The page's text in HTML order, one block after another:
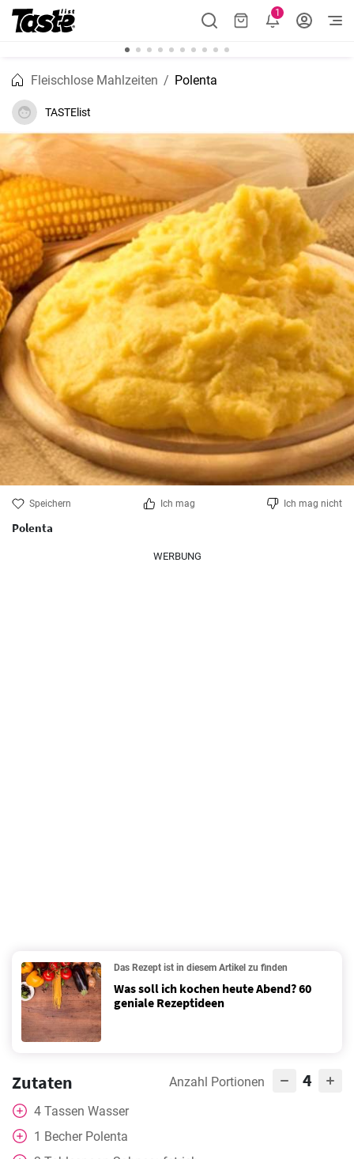
1
Fleischlose Mahlzeiten Polenta
TASTElist
Speichern Ich mag Ich mag nicht
Polenta
WERBUNG
Das Rezept ist in diesem Artikel zu finden
Was soll ich kochen heute Abend? 60
geniale Rezeptideen
Zutaten Anzahl Portionen 4
4 Tassen Wasser
1 Becher Polenta